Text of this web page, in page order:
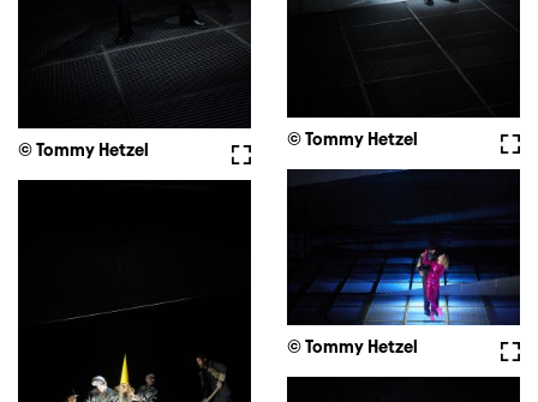
© Tommy Hetzel
Fullscreen
© Tommy Hetzel
© Tommy Hetzel